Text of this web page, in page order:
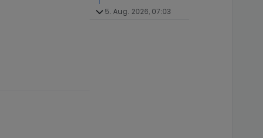
5. Aug. 2026, 07:03